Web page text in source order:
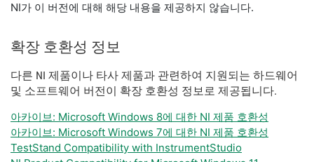
NI가 이 버전에 대해 해당 내용을 제공하지 않습니다.
확장 호환성 정보
다른 NI 제품이나 타사 제품과 관련하여 지원되는 하드웨어
및 소프트웨어 버전이 확장 호환성 정보로 제공됩니다.
아카이브: Microsoft Windows 8에 대한 NI 제품 호환성
아카이브: Microsoft Windows 7에 대한 NI 제품 호환성
TestStand Compatibility with InstrumentStudio